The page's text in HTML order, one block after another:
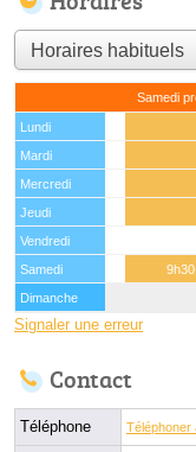
Samedi
Lundi
Mardi
Mercredi
Jeudi
Vendredi
Samedi
Dimanche
Signaler une erreur
Contact
Téléphone Téléphoner